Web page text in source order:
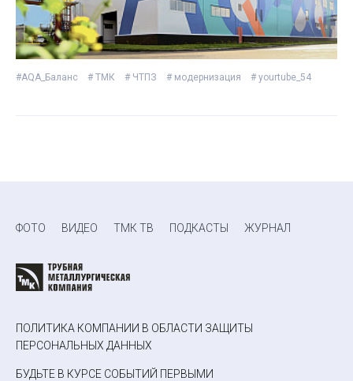
#AQA_Баланс # ТМК # ЧТПЗ # модернизация # yourtube_54
ФОТО ВИДЕО ТМК ТВ ПОДКАСТЫ ЖУРНАЛ
ПОЛИТИКА КОМПАНИИ В ОБЛАСТИ ЗАЩИТЫ
ПЕРСОНАЛЬНЫХ ДАННЫХ
БУДЬТЕ В КУРСЕ СОБЫТИЙ ПЕРВЫМИ